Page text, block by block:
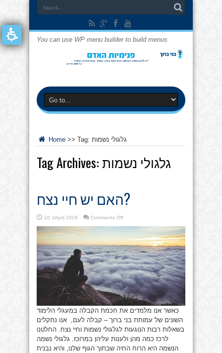
You can use WP menu builder to build menus
Home >> Tag: גלגולי נשמות
Tag Archives:גלגולי נשמות
האם יש חיי נצח?
10 בApril 2016 Comments Offon
יש
כאשר אנו מלמדים את חכמת הקבלה במעגלי הלימוד
השונים של עמותת בני ברוך – קבלה לעם, אנו נתקלים
בשאלות רבות הנוגעות לגלגולי נשמות וחיי נצח. החלטנו
לרכז כמה מהן ולענות עליהן במרוכז. גלגולי נשמה
הנשמה היא הרוח החיה שבתוך הגוף שלנו, והיא נבנית